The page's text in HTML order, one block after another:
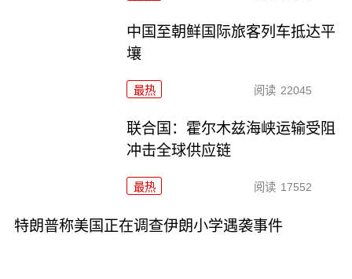
中国至朝鲜国际旅客列车抵达平
壤
最热 阅读 22045
联合国：霍尔木兹海峡运输受阻
冲击全球供应链
最热 阅读 17552
特朗普称美国正在调查伊朗小学遇袭事件